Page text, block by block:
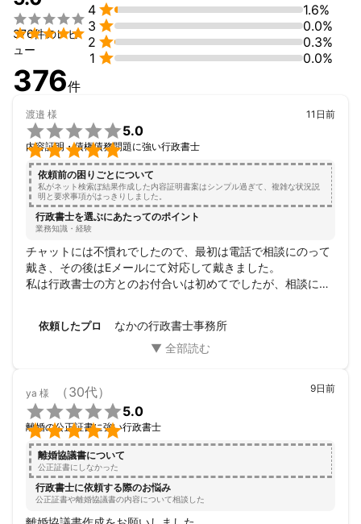


376件のレビ
ュー
4 
1.6%
3 
0.0%
2 
0.3%
1  0.0%
376件
渡邉 様


5.0
内容証明・債権債務問題に強い行政書士
11日前
依頼前の困りごとについて
私がネット検索ぼ結果作成した内容証明書案はシンプル過ぎて、複雑な状況説
明と要求事項がはっきりしました。
行政書士を選ぶにあたってのポイント
業務知識・経験
チャットには不慣れでしたので、最初は電話で相談にのって
戴き、その後はEメールにて対応して戴きました。
私は行政書士の方とのお付合いは初めてでしたが、相談にの
ありがとうございました。
依頼したプロ なかの行政書士事務所
ya 様 （30代）


5.0
離婚の公正証書に強い行政書士
9日前
離婚協議書について
公正証書にしなかった
行政書士に依頼する際のお悩み
公正証書や離婚協議書の内容について相談した